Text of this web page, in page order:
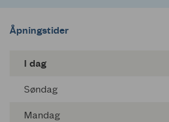
Åpningstider
I dag
Søndag
Mandag